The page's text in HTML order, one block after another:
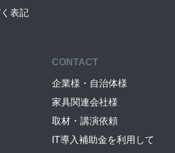
表記
CONTACT
企業様・自治体様
家具関連会社様
取材・講演依頼
IT導入補助金を利用して